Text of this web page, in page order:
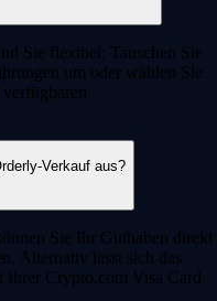
Sie flexibel: Tauschen Sie
um oder wählen Sie
Verkauf aus?
Sie Ihr Guthaben direkt
Alternativ lässt sich das
Ihrer Crypto.com Visa Card